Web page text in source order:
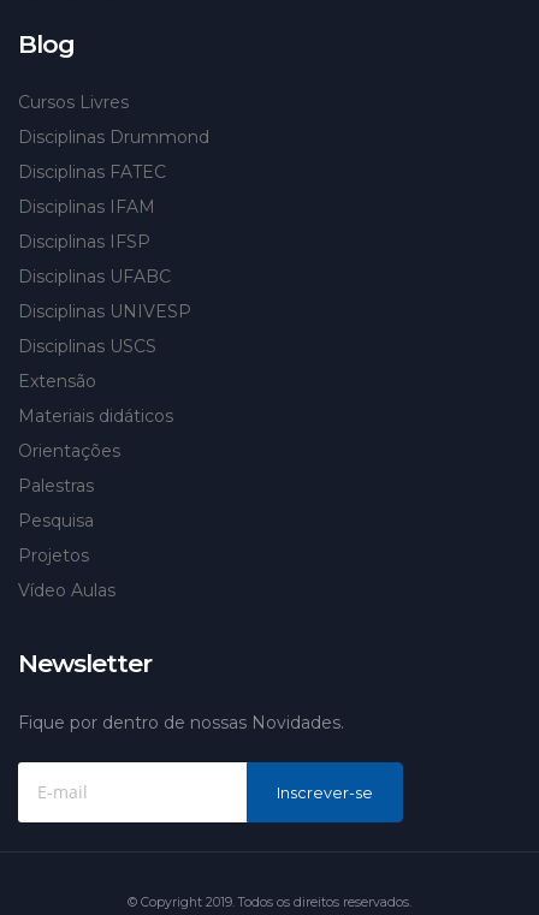
Blog
Cursos Livres
Disciplinas Drummond
Disciplinas FATEC
Disciplinas IFAM
Disciplinas IFSP
Disciplinas UFABC
Disciplinas UNIVESP
Disciplinas USCS
Extensão
Materiais didáticos
Orientações
Palestras
Pesquisa
Projetos
Vídeo Aulas
Newsletter
Fique por dentro de nossas Novidades.
Inscrever-se
© Copyright 2019. Todos os direitos reservados.